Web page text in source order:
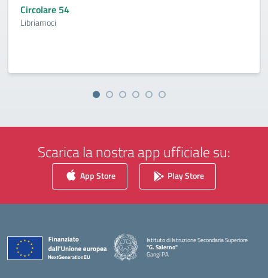
Circolare 54
Libriamoci
Scarica la nostra app ufficiale su:
App Store Play Store
Istituto di Istruzione Secondaria Superiore
"G. Salerno"
Gangi PA
— Visita la pagina iniziale della scuola